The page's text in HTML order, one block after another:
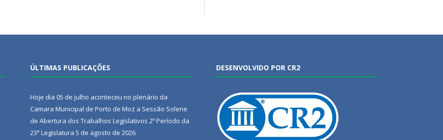
ÚLTIMAS PUBLICAÇÕES
Hoje dia 05 de julho aconteceu no plenário da
Camara Municipal de Porto de Moz a Sessão Solene
de Abertura dos Trabalhos Legislativos 2º Período da
23ª Legislatura 5 de agosto de 2026
DESENVOLVIDO POR CR2